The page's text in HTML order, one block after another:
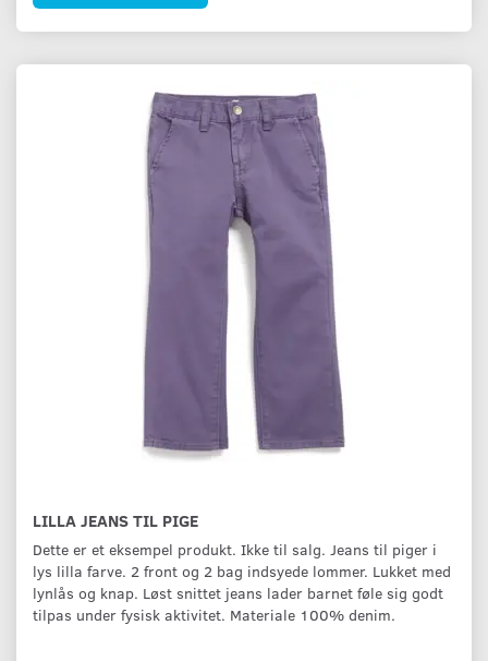
LILLA JEANS TIL PIGE
Dette er et eksempel produkt. Ikke til salg. Jeans til piger i
lys lilla farve. 2 front og 2 bag indsyede lommer. Lukket med
lynlås og knap. Løst snittet jeans lader barnet føle sig godt
tilpas under fysisk aktivitet. Materiale 100% denim.